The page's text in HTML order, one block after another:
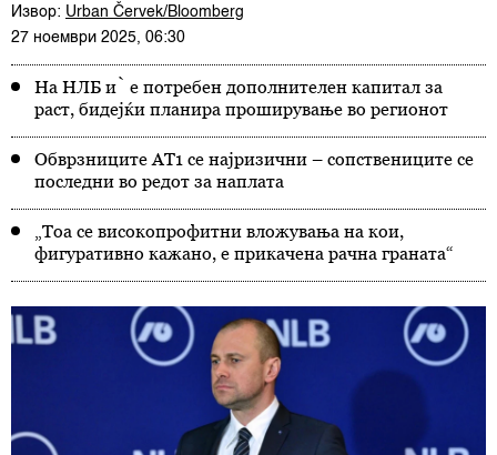
Извор: Urban Červek/Bloomberg
27 ноември 2025, 06:30
На НЛБ ѝ е потребен дополнителен капитал за
раст, бидејќи планира проширување во регионот
Обврзниците АТ1 се најризични – сопствениците се
последни во редот за наплата
„Тоа се високопрофитни вложувања на кои,
фигуративно кажано, е прикачена рачна граната“